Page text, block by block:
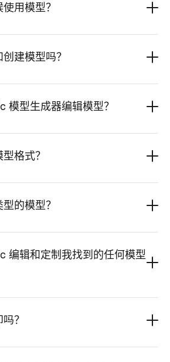
用模型？
建模型吗？
模型生成器编辑模型？
格式？
的模型？
编辑和定制我找到的任何模型
？